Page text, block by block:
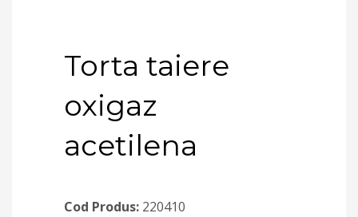
Torta taiere
oxigaz
acetilena
Cod Produs: 220410